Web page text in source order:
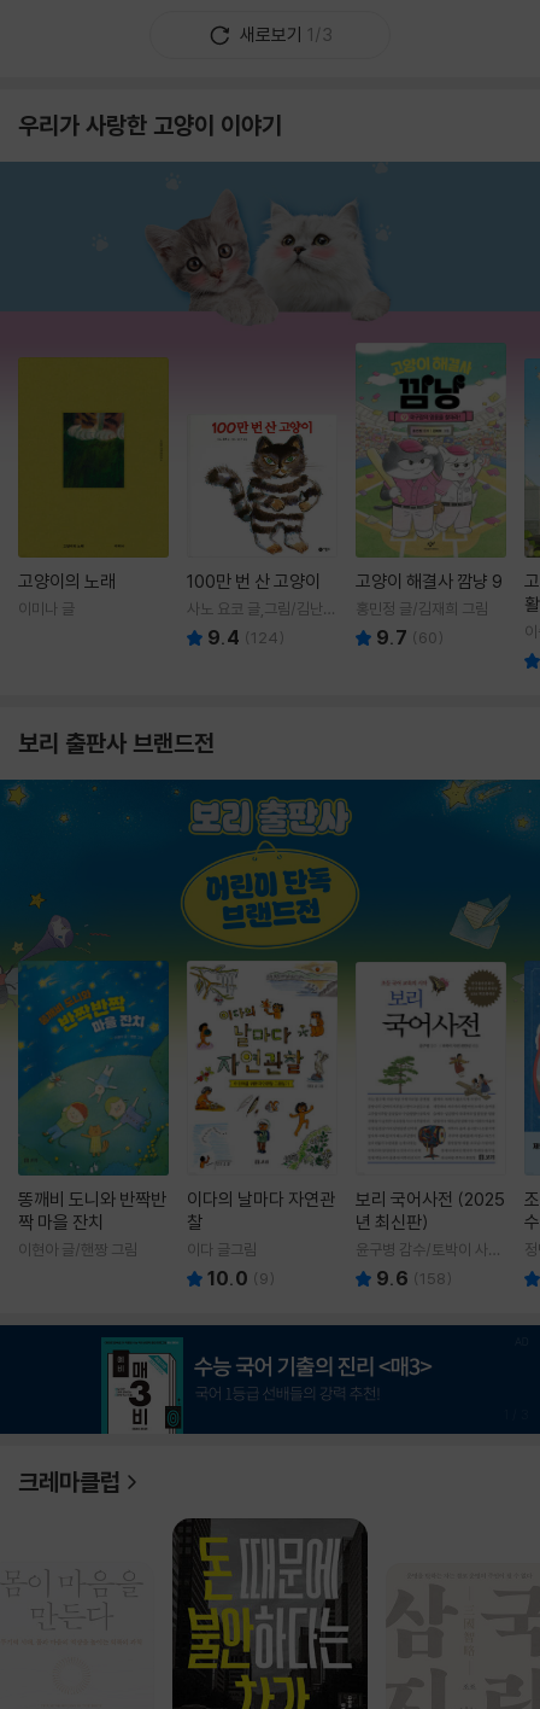
새로보기 1/3
우리가 사랑한 고양이 이야기
고양이의 노래
이미나 글
100만 번 산 고양이
사노 요코 글,그림/김난주
역 9.4 (124)
고양이 해결사 깜냥 9
홍민정 글/김재희 그림
9.7 (60)
보리 출판사 브랜드전
똥깨비 도니와 반짝반
짝 마을 잔치
이현아 글/핸짱 그림
이다의 날마다 자연관
찰
이다 글그림
10.0 (9)
보리 국어사전 (2025
년 최신판)
윤구병 감수/토박이 사전
편찬실 편
9.6 (158)
크레마클럽